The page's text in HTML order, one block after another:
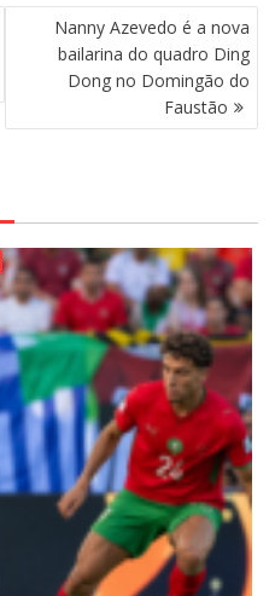
Nanny Azevedo é a nova
bailarina do quadro Ding
Dong no Domingão do
Faustão